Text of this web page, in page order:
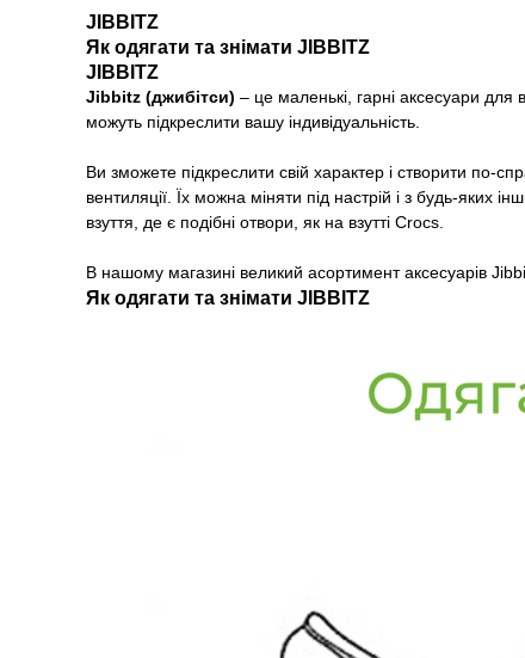
JIBBITZ
Як одягати та знімати JIBBITZ
JIBBITZ
Jibbitz (джибітси) – це маленькі, гарні аксесуари для
можуть підкреслити вашу індивідуальність.
Ви зможете підкреслити свій характер і створити по-
вентиляції. Їх можна міняти під настрій і з будь-
взуття, де є подібні отвори, як на взутті Crocs.
В нашому магазині великий асортимент аксесуарів
Як одягати та знімати JIBBITZ